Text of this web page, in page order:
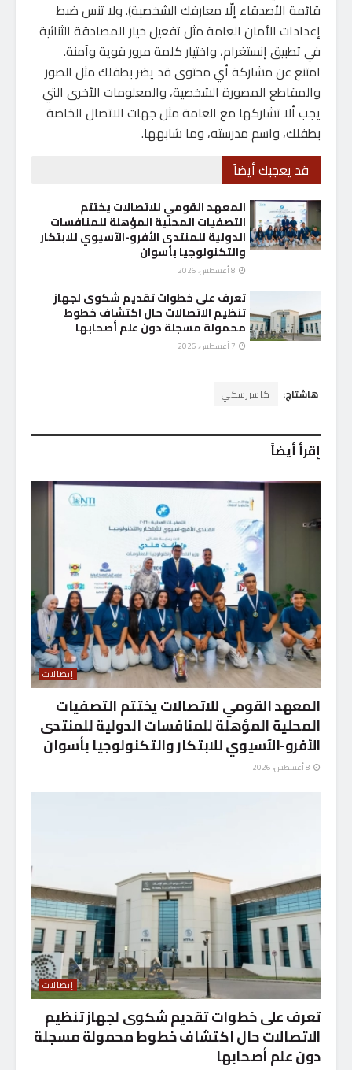
قائمة الأصدقاء إلّا معارفك الشخصية). ولا تنس ضبط
إعدادات الأمان العامة مثل تفعيل خيار المصادقة الثنائية
في تطبيق إنستغرام، واختيار كلمة مرور قوية وآمنة.
امتنع عن مشاركة أي محتوى قد يضر بطفلك مثل الصور
والمقاطع المصورة الشخصية، والمعلومات الأخرى التي
يجب ألا تشاركها مع العامة مثل جهات الاتصال الخاصة
بطفلك، واسم مدرسته، وما شابهها.
قد يعجبك أيضاً
المعهد القومي للاتصالات يختتم
التصفيات المحلية المؤهلة للمنافسات
الدولية للمنتدى الأفرو-الآسيوي للابتكار
والتكنولوجيا بأسوان
تعرف على خطوات تقديم شكوى لجهاز
تنظيم الاتصالات حال اكتشاف خطوط
محمولة مسجلة دون علم أصحابها
هاشتاج: كاسبرسكي
إقرأ أيضاً
إتصالات
المعهد القومي للاتصالات يختتم التصفيات
المحلية المؤهلة للمنافسات الدولية للمنتدى
الأفرو-الآسيوي للابتكار والتكنولوجيا بأسوان
إتصالات
تعرف على خطوات تقديم شكوى لجهاز تنظيم
الاتصالات حال اكتشاف خطوط محمولة مسجلة
دون علم أصحابها